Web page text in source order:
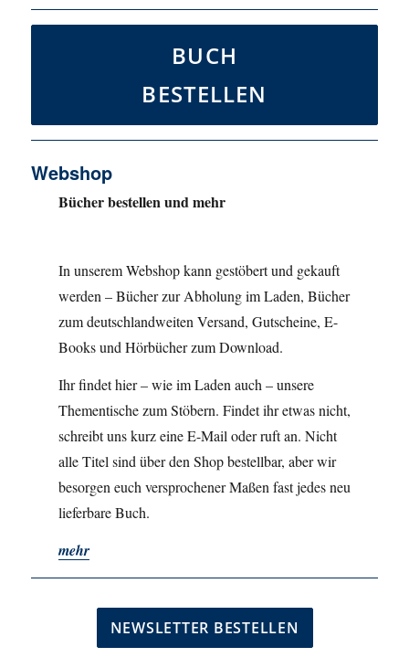
BUCH
BESTELLEN
Webshop
Bücher bestellen und mehr
In unserem Webshop kann gestöbert und gekauft
werden – Bücher zur Abholung im Laden, Bücher
zum deutschlandweiten Versand, Gutscheine, E-
Books und Hörbücher zum Download.
Ihr findet hier – wie im Laden auch – unsere
Thementische zum Stöbern. Findet ihr etwas nicht,
schreibt uns kurz eine E-Mail oder ruft an. Nicht
alle Titel sind über den Shop bestellbar, aber wir
besorgen euch versprochener Maßen fast jedes neu
lieferbare Buch.
mehr